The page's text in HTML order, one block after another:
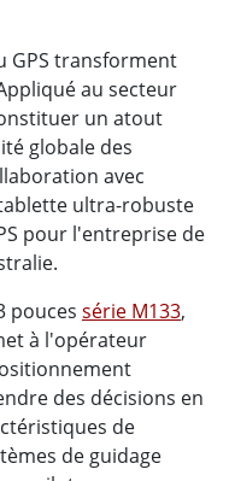
GPS transforment
au secteur
un atout
globale des
avec
ultra-robuste
pour l'entreprise de
pouces série M133,
à l'opérateur
des décisions en
de
de guidage